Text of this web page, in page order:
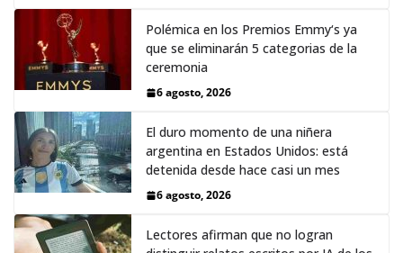
Polémica en los Premios Emmy‘s ya
que se eliminarán 5 categorias de la
ceremonia
6 agosto, 2026
El duro momento de una niñera
argentina en Estados Unidos: está
detenida desde hace casi un mes
6 agosto, 2026
Lectores afirman que no logran